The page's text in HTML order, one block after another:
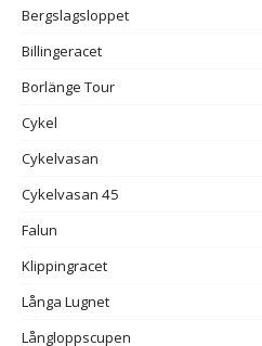
Bergslagsloppet
Billingeracet
Borlänge Tour
Cykel
Cykelvasan
Cykelvasan 45
Falun
Klippingracet
Långa Lugnet
Långloppscupen